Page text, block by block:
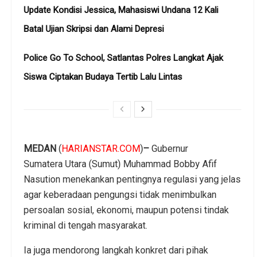
Update Kondisi Jessica, Mahasiswi Undana 12 Kali
Batal Ujian Skripsi dan Alami Depresi
Police Go To School, Satlantas Polres Langkat Ajak
Siswa Ciptakan Budaya Tertib Lalu Lintas
MEDAN (HARIANSTAR.COM)– Gubernur
Sumatera Utara (Sumut) Muhammad Bobby Afif
Nasution menekankan pentingnya regulasi yang jelas
agar keberadaan pengungsi tidak menimbulkan
persoalan sosial, ekonomi, maupun potensi tindak
kriminal di tengah masyarakat.
Ia juga mendorong langkah konkret dari pihak